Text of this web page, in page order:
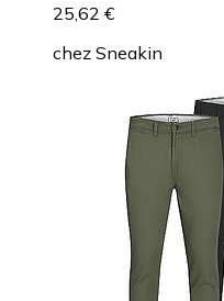
25,62 €
chez Sneakin